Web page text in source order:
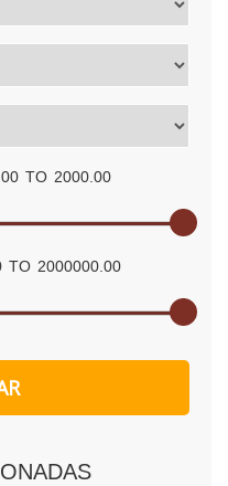
TO 2000.00
TO 2000000.00